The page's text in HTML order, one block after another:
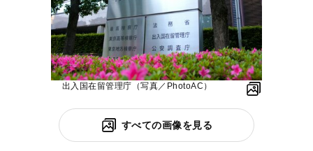
出入国在留管理庁（写真／PhotoAC）
すべての画像を見る